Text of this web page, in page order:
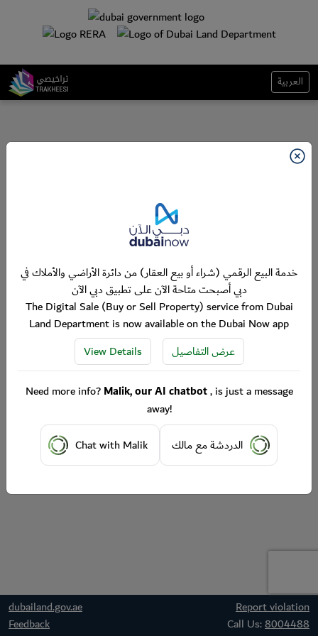
العربية
dubailand.gov.ae
Report violation
Feedback
Call Us:8004488
خدمة البيع الرقمي (شراء أو بيع العقار) من دائرة الأراضي والأملاك في
دبي أصبحت متاحة الآن على تطبيق دبي الآن
The Digital Sale (Buy or Sell Property) service from Dubai
Land Department is now available on the Dubai Now app
View Details
عرض التفاصيل
Need more info?Malik, our AI chatbot, is just a message
away!
Chat with Malik
الدردشة مع مالك